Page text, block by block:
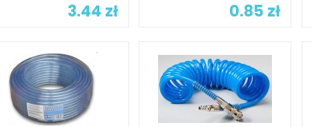
3.44 zł 0.85 zł